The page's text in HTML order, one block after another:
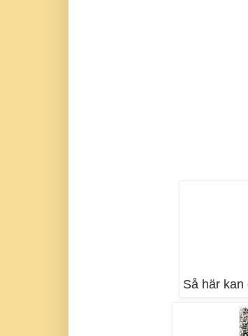
Så här kan